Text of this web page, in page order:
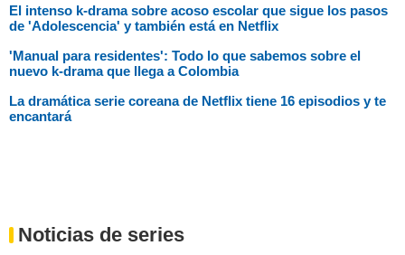
El intenso k-drama sobre acoso escolar que sigue los pasos
de 'Adolescencia' y también está en Netflix
'Manual para residentes': Todo lo que sabemos sobre el
nuevo k-drama que llega a Colombia
La dramática serie coreana de Netflix tiene 16 episodios y te
encantará
Noticias de series